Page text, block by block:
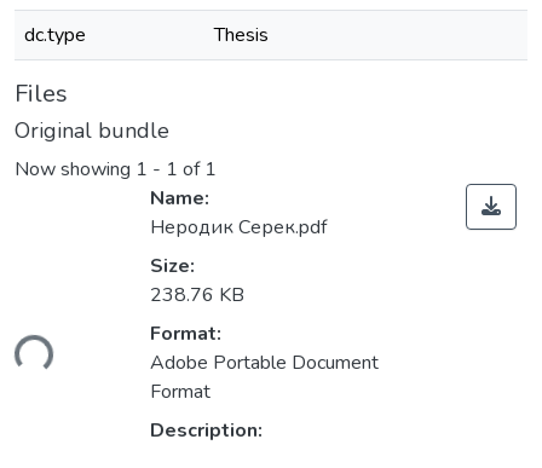
dc.type
Thesis
Files
Original bundle
Now showing 1 - 1 of 1
Name:
Неродик Серек.pdf
Size:
238.76 KB
Format:
Adobe Portable Document
Format
Description: